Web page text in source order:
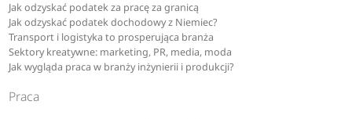
Jak odzyskać podatek za pracę za granicą
Jak odzyskać podatek dochodowy z Niemiec?
Transport i logistyka to prosperująca branża
Sektory kreatywne: marketing, PR, media, moda
Jak wygląda praca w branży inżynierii i produkcji?
Praca